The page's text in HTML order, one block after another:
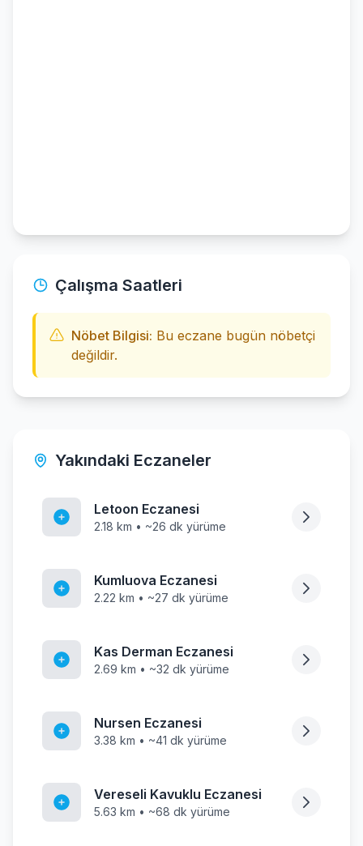
Çalışma Saatleri
Nöbet Bilgisi: Bu eczane bugün nöbetçi
değildir.
Yakındaki Eczaneler
Letoon Eczanesi
2.18 km • ~26 dk yürüme
Kumluova Eczanesi
2.22 km • ~27 dk yürüme
Kas Derman Eczanesi
2.69 km • ~32 dk yürüme
Nursen Eczanesi
3.38 km • ~41 dk yürüme
Vereseli Kavuklu Eczanesi
5.63 km • ~68 dk yürüme